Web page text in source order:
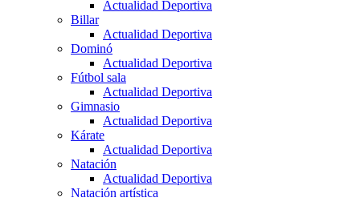
Actualidad Deportiva
Billar
Actualidad Deportiva
Dominó
Actualidad Deportiva
Fútbol sala
Actualidad Deportiva
Gimnasio
Actualidad Deportiva
Kárate
Actualidad Deportiva
Natación
Actualidad Deportiva
Natación artística